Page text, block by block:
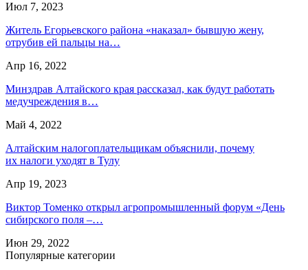
Июл 7, 2023
Житель Егорьевского района «наказал» бывшую жену,
отрубив ей пальцы на…
Апр 16, 2022
Минздрав Алтайского края рассказал, как будут работать
медучреждения в…
Май 4, 2022
Алтайским налогоплательщикам объяснили, почему
их налоги уходят в Тулу
Апр 19, 2023
Виктор Томенко открыл агропромышленный форум «День
сибирского поля –…
Июн 29, 2022
Популярные категории